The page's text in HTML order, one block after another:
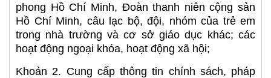
phong Hồ Chí Minh, Đoàn thanh niên cộng sản
Hồ Chí Minh, câu lạc bộ, đội, nhóm của trẻ em
trong nhà trường và cơ sở giáo dục khác; các
hoạt động ngoại khóa, hoạt động xã hội;
Khoản 2. Cung cấp thông tin chính sách, pháp